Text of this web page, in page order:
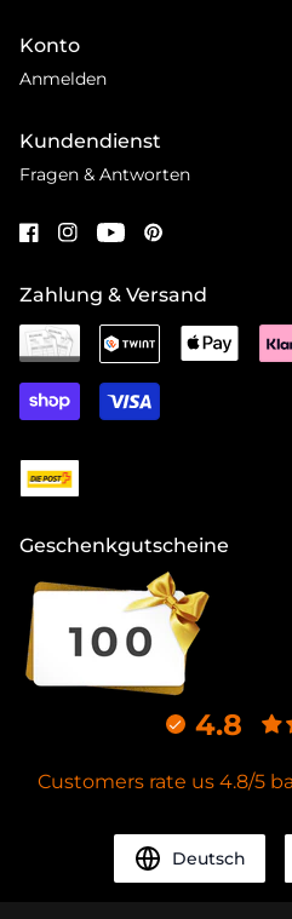
Konto
Anmelden
Kundendienst
Fragen & Antworten
Zahlung & Versand
Geschenkgutscheine
4.8
Customers rate us 4.8/5
Deutsch